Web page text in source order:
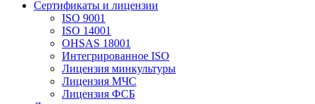
Сертификаты и лицензии
ISO 9001
ISO 14001
OHSAS 18001
Интегрированное ISO
Лицензия минкультуры
Лицензия МЧС
Лицензия ФСБ